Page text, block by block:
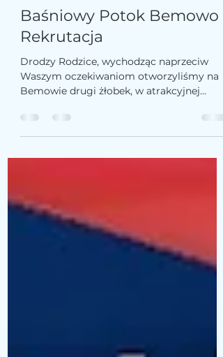
Baśniowy Potok
25 sty 2022
1 minut(y) czytania
Baśniowy Potok Bemowo
Rekrutacja
Drodzy Rodzice, wychodząc naprzeciw
Bemowie drugi żłobek, w atrakcyjnej
lokalizacji przy ulicy...